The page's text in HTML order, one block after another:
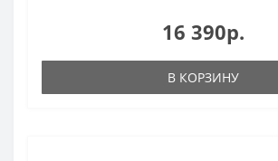
16 390р.
В КОРЗИНУ